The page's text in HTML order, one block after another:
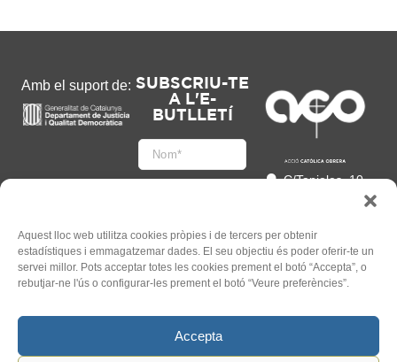
Aquest lloc web utilitza cookies pròpies i de tercers per obtenir
estadístiques i emmagatzemar dades. El seu objectiu és poder oferir-te un
servei millor. Pots acceptar totes les cookies prement el botó “Accepta”, o
rebutjar-ne l'ús o configurar-les prement el botó “Veure preferències”.
Accepta
Amb el suport de: SUBSCRIU-TE
A L'E-
BUTLLETÍ
Accepto
l'Informació legal
C/Tapioles, 10
93 505 86 86
hola@acocat.org